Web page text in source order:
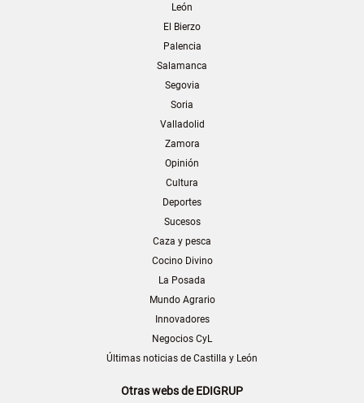
León
El Bierzo
Palencia
Salamanca
Segovia
Soria
Valladolid
Zamora
Opinión
Cultura
Deportes
Sucesos
Caza y pesca
Cocino Divino
La Posada
Mundo Agrario
Innovadores
Negocios CyL
Últimas noticias de Castilla y León
Otras webs de EDIGRUP